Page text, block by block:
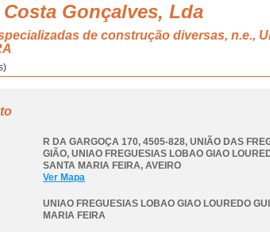
Gonçalves, Lda
de construção diversas, n.e.,
R DA GARGOÇA 170, 4505-828, UNIÃO DAS
GIÃO, UNIAO FREGUESIAS LOBAO GIAO
SANTA MARIA FEIRA, AVEIRO
Ver Mapa
UNIAO FREGUESIAS LOBAO GIAO LOUREDO
MARIA FEIRA